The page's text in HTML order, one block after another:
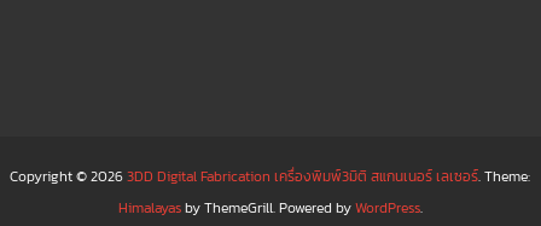
Copyright © 20263DD Digital Fabrication เครื่องพิมพ์3มิติ สแกนเนอร์ เลเซอร์. Theme:
Himalayasby ThemeGrill. Powered byWordPress.